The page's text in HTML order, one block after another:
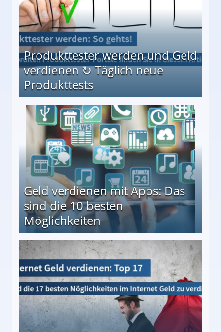
Produkttester werden und Geld
verdienen ↻ Täglich neue
Produkttests
↻ Täglich neue Produkttests
Geld verdienen mit Apps: Das
sind die 10 besten
Möglichkeiten
besten Möglichkeiten